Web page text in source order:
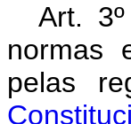
Art.
normas
pelas